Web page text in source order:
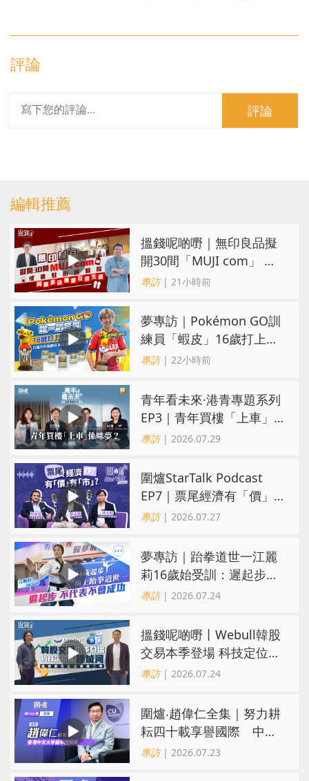
評論
評論
編輯推薦
搵錢呢啲嘢｜無印良品擬
開30間「MUJI com」 或
進駐街舖醫院 同區多店無
專訪| 21小時前
夢專訪｜Pokémon GO訓
練員「蝦皮」16歲打上世
界第一！戰友成最強後盾
專訪| 22小時前
青年看未來·港青專題系列
EP3｜青年買樓「上車」
係咪夢？ 觀念改變居住選
專訪| 2026.07.29
圍爐StarTalk Podcast
EP7｜票尾經濟有「價」
有「市」？「短期流量」
專訪| 2026.07.27
夢專訪｜跆拳道世一江麗
莉16歲始受訓：遲起步不
代表不會成功
專訪| 2026.07.24
搵錢呢啲嘢丨Webull韓股
交易本季登場 科技定位成
護城河 冀登港互聯網券商
專訪| 2026.07.24
圍爐‧趙偉仁全集｜努力耕
耘四十載享譽國際 中大
醫學院致力醫療創科造福
專訪| 2026.07.23